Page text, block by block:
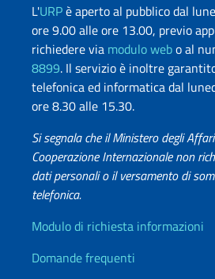
L'URPè aperto al pubblico dal
ore 9.00 alle ore 13.00, previo
richiedere via modulo webo al
8899. Il servizio è inoltre
telefonica ed informatica dal
ore 8.30 alle 15.30.
Si segnala che il Ministero degli
Cooperazione Internazionale non
dati personali o il versamento di
telefonica.
Info utili
Modulo di richiesta informazioni
Domande frequenti